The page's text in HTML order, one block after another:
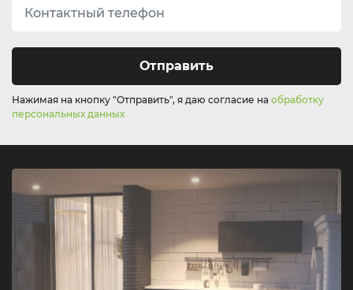
Отправить
Нажимая на кнопку "Отправить", я даю согласие на обработку
персональных данных